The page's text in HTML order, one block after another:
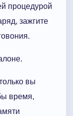
процедурой
зажгите
вы
время,